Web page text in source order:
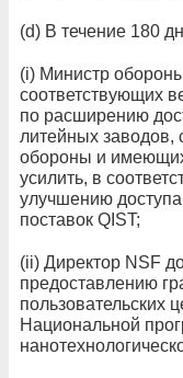
(d) В течение 180
(i) Министр
соответствующих
по расширению
литейных
обороны и
усилить, в
улучшению
поставок QIST;
(ii) Директор NSF
предоставлению
пользовательских
Национальной